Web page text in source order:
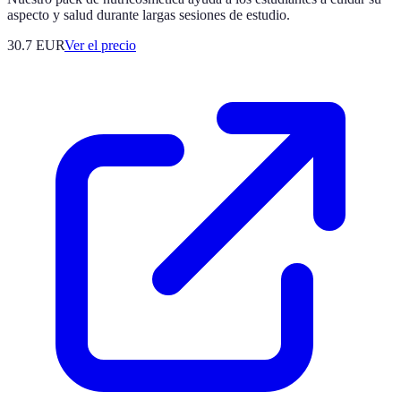
aspecto y salud durante largas sesiones de estudio.
30.7 EURVer el precio